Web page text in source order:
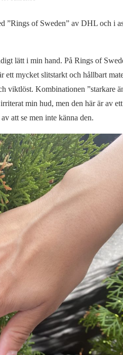
”Rings of Sweden” av DHL och i
lätt i min hand. På Rings of
mycket slitstarkt och hållbart
viktlöst. Kombinationen ”starkare
min hud, men den här är av
att se men inte känna den.